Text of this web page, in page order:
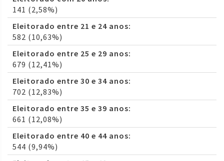
141 (2,58%)
Eleitorado entre 21 e 24 anos:
582 (10,63%)
Eleitorado entre 25 e 29 anos:
679 (12,41%)
Eleitorado entre 30 e 34 anos:
702 (12,83%)
Eleitorado entre 35 e 39 anos:
661 (12,08%)
Eleitorado entre 40 e 44 anos:
544 (9,94%)